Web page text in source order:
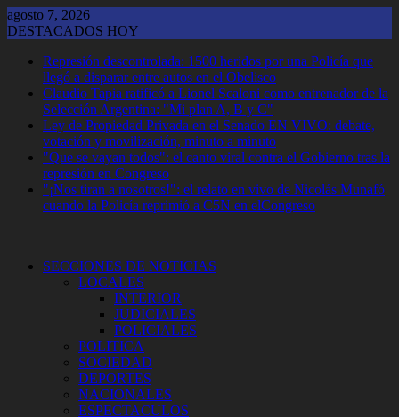
Saltar
al
agosto 7, 2026
DESTACADOS HOY
Represión descontrolada: 1500 heridos por una Policía que
llegó a disparar entre autos en el Obelisco
Claudio Tapia ratificó a Lionel Scaloni como entrenador de la
Selección Argentina: "Mi plan A, B y C"
Ley de Propiedad Privada en el Senado EN VIVO: debate,
votación y movilización, minuto a minuto
"Que se vayan todos": el canto viral contra el Gobierno tras la
represión en Congreso
"¡Nos tiran a nosotros!": el relato en vivo de Nicolás Munafó
cuando la Policía reprimió a C5N en elCongreso
SECCIONES DE NOTICIAS
LOCALES
INTERIOR
JUDICIALES
POLICIALES
POLITICA
SOCIEDAD
DEPORTES
NACIONALES
ESPECTACULOS